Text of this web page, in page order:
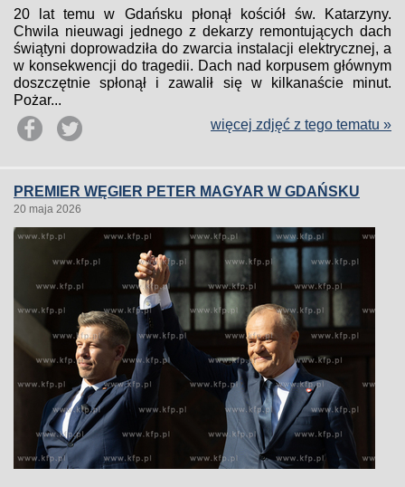
20 lat temu w Gdańsku płonął kościół św. Katarzyny.
Chwila nieuwagi jednego z dekarzy remontujących dach
świątyni doprowadziła do zwarcia instalacji elektrycznej, a
w konsekwencji do tragedii. Dach nad korpusem głównym
doszczętnie spłonął i zawalił się w kilkanaście minut.
Pożar...
więcej zdjęć z tego tematu »
PREMIER WĘGIER PETER MAGYAR W GDAŃSKU
20 maja 2026